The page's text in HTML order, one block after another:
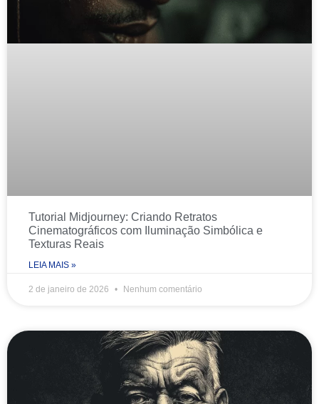
Tutorial Midjourney: Criando Retratos
Cinematográficos com Iluminação Simbólica e
Texturas Reais
LEIA MAIS »
2 de janeiro de 2026 Nenhum comentário